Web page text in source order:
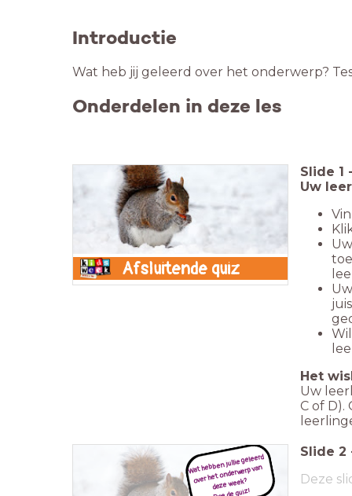
Introductie
Wat heb jij geleerd over het onderwerp?
Onderdelen in deze les
Afsluitende quiz
Slide 1 -
Uw
Het
Uw
C of
Wat hebben jullie geleerd
over het onderwerp van
deze week?
Slide 2
Deze